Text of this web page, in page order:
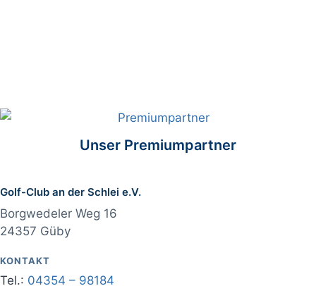
Unser Premiumpartner
Golf-Club an der Schlei e.V.
Borgwedeler Weg 16
24357 Güby
KONTAKT
Tel.: 04354 – 98184